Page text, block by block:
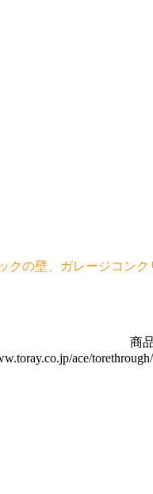
クの壁、ガレージコンク
商
ace/